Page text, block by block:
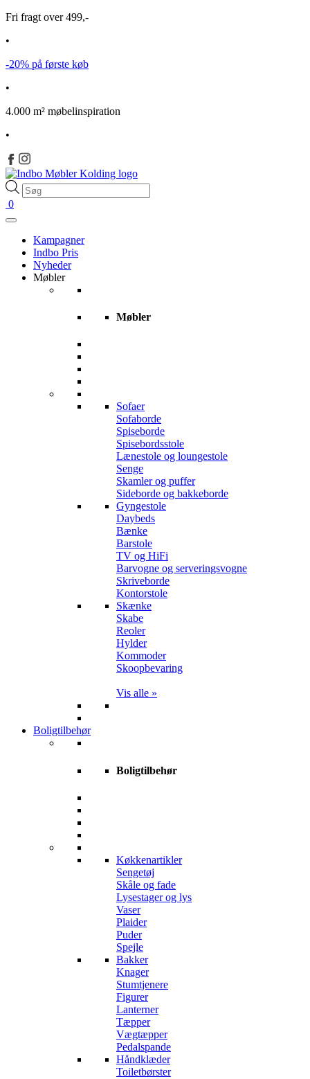
Fri fragt over 499,-
•
-20% på første køb
•
4.000 m² møbelinspiration
•
Products
search
0
Kampagner
Indbo Pris
Nyheder
Møbler
Møbler
Sofaer
Sofaborde
Spiseborde
Spisebordsstole
Lænestole og loungestole
Senge
Skamler og puffer
Sideborde og bakkeborde
Gyngestole
Daybeds
Bænke
Barstole
TV og HiFi
Barvogne og serveringsvogne
Skriveborde
Kontorstole
Skænke
Skabe
Reoler
Hylder
Kommoder
Skoopbevaring
Vis alle »
Boligtilbehør
Boligtilbehør
Køkkenartikler
Sengetøj
Skåle og fade
Lysestager og lys
Vaser
Plaider
Puder
Spejle
Bakker
Knager
Stumtjenere
Figurer
Lanterner
Tæpper
Vægtæpper
Pedalspande
Håndklæder
Toiletbørster